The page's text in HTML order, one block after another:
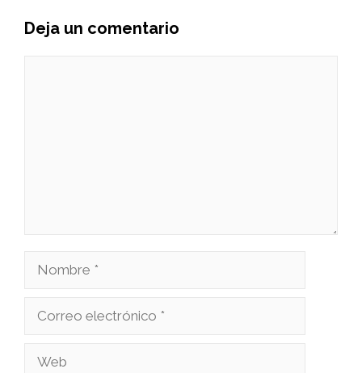
Deja un comentario
Nombre
Correo
Web